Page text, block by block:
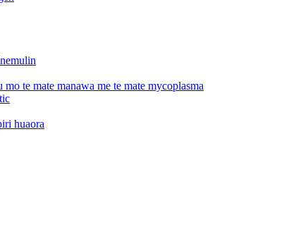
te mate manawa me te mate mycoplasma
huaora